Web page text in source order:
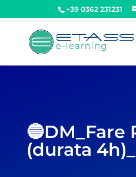
+39 0362 231231
🔵DM_Fare
(durata